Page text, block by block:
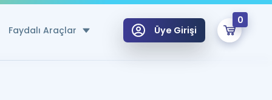
Faydalı Araçlar Üye Girişi
0